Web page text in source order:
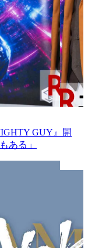
GUY』開
ある」